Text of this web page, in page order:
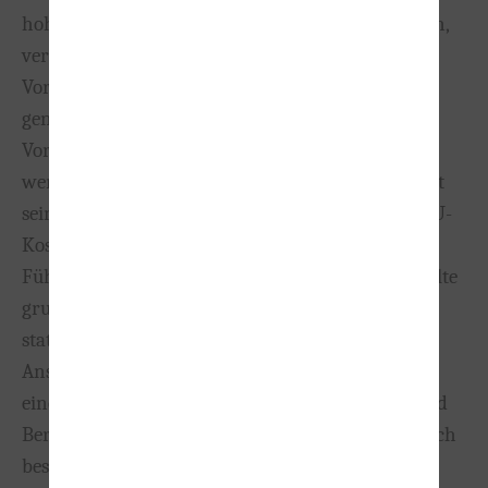
hohen Kosten, die mehrere hundert Euro betragen,
verbunden sind, sollte die entsprechende MPU-
Vorbereitung nicht auf die leichte Schulter
genommen werden. Nur mit einer guten
Vorbereitung können weitere Kosten eingespart
werden. Denn eines sollten Sie sich immer bewusst
sein; Wird die MPU nicht bestanden, müssen MPU-
Kosten erneut entrichtet werden, sofern Sie Ihren
Führerschein wieder haben möchten. Deshalb sollte
grundsätzlich eine gute MPU-Vorbereitung
stattfinden. Hierfür können Sie Intensivkurse in
Anspruch nehmen oder Sie entscheiden sich für
einen Basiskurs. Durch eine gute Vorbereitung und
Beratung lassen sich zudem auch Rückfälle deutlich
besser vermeiden.